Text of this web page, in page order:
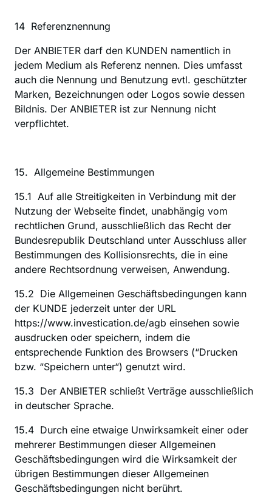
14  Referenznennung
‍Der ANBIETER darf den KUNDEN namentlich in
jedem Medium als Referenz nennen. Dies umfasst
auch die Nennung und Benutzung evtl. geschützter
Marken, Bezeichnungen oder Logos sowie dessen
Bildnis. Der ANBIETER ist zur Nennung nicht
verpflichtet.
15.  Allgemeine Bestimmungen
‍15.1  Auf alle Streitigkeiten in Verbindung mit der
Nutzung der Webseite findet, unabhängig vom
rechtlichen Grund, ausschließlich das Recht der
Bundesrepublik Deutschland unter Ausschluss aller
Bestimmungen des Kollisionsrechts, die in eine
andere Rechtsordnung verweisen, Anwendung.
15.2  Die Allgemeinen Geschäftsbedingungen kann
der KUNDE jederzeit unter der URL
https://www.investication.de/agb einsehen sowie
ausdrucken oder speichern, indem die
entsprechende Funktion des Browsers (“Drucken
bzw. “Speichern unter“) genutzt wird.
15.3  Der ANBIETER schließt Verträge ausschließlich
in deutscher Sprache.
15.4  Durch eine etwaige Unwirksamkeit einer oder
mehrerer Bestimmungen dieser Allgemeinen
Geschäftsbedingungen wird die Wirksamkeit der
übrigen Bestimmungen dieser Allgemeinen
Geschäftsbedingungen nicht berührt.